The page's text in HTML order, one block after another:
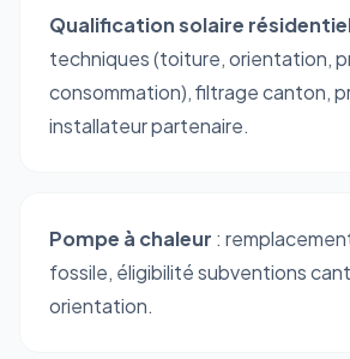
Qualification solaire
techniques (toiture, orientation,
consommation), filtrage canton,
installateur partenaire.
Pompe à chaleur :
fossile, éligibilité subventions
orientation.